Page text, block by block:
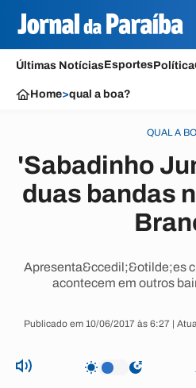
Últimas NotíciasEsportesPolítica
Home>qual a boa?
QUAL A
'Sabadinho
duas bandas
Apresenta&ccedil;&otilde;es
acontecem em outros
Publicado em 10/06/2017 às 6:27 |